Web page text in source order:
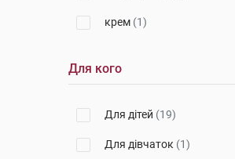
крем (1)
Для кого
Для дітей (19)
Для дівчаток (1)